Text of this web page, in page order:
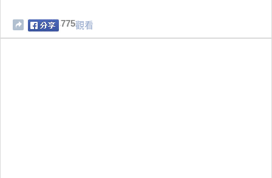
775觀看